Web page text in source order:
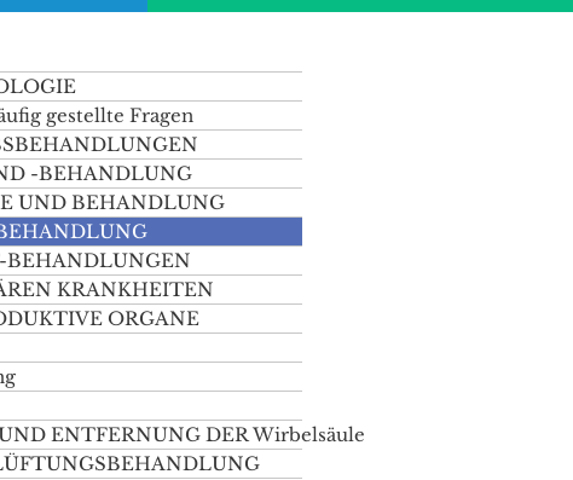
gestellte Fragen
-BEHANDLUNG
UND BEHANDLUNG
BEHANDLUNGEN
KRANKHEITEN
ORGANE
ENTFERNUNG DER Wirbelsäule